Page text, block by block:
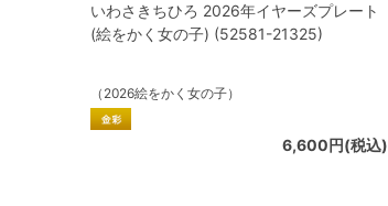
いわさきちひろ 2026年イヤーズプレート
(絵をかく女の子) (52581-21325)
（2026絵をかく女の子）
6,600円(税込)